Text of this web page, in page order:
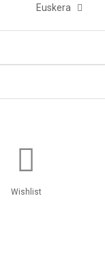
Euskera
Wishlist